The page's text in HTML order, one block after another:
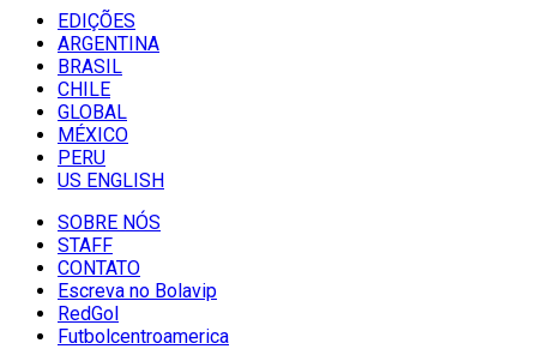
EDIÇÕES
ARGENTINA
BRASIL
CHILE
GLOBAL
MÉXICO
PERU
US ENGLISH
SOBRE NÓS
STAFF
CONTATO
Escreva no Bolavip
RedGol
Futbolcentroamerica